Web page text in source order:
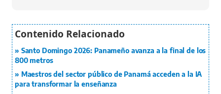
Santo Domingo 2026: Panameño avanza a la final de los
800 metros
Maestros del sector público de Panamá acceden a la IA
para transformar la enseñanza